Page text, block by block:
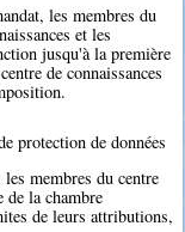
les membres du
et les
jusqu'à la première
de connaissances
protection de données
membres du centre
de la chambre
de leurs attributions,